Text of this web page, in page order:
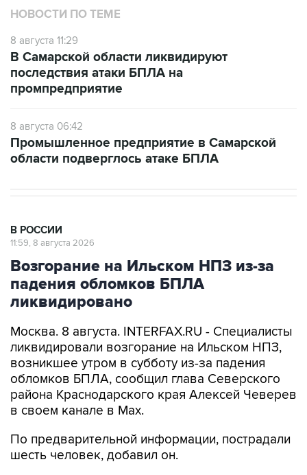
НОВОСТИ ПО ТЕМЕ
8 августа 11:29
В Самарской области ликвидируют
последствия атаки БПЛА на
промпредприятие
8 августа 06:42
Промышленное предприятие в Самарской
области подверглось атаке БПЛА
В РОССИИ
11:59, 8 августа 2026
Возгорание на Ильском НПЗ из-за
падения обломков БПЛА
ликвидировано
Москва. 8 августа. INTERFAX.RU - Специалисты
ликвидировали возгорание на Ильском НПЗ,
возникшее утром в субботу из-за падения
обломков БПЛА, сообщил глава Северского
района Краснодарского края Алексей Чеверев
в своем канале в Max.
По предварительной информации, пострадали
шесть человек, добавил он.